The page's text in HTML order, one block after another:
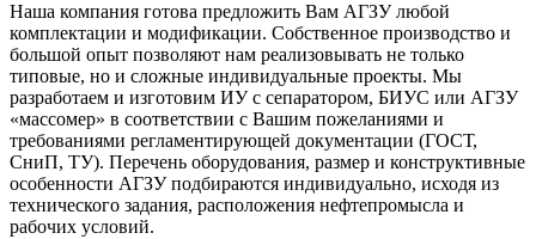
Наша компания готова предложить Вам АГЗУ любой
комплектации и модификации. Собственное производство и
большой опыт позволяют нам реализовывать не только
типовые, но и сложные индивидуальные проекты. Мы
разработаем и изготовим ИУ с сепаратором, БИУС или АГЗУ
«массомер» в соответствии с Вашим пожеланиями и
требованиями регламентирующей документации (ГОСТ,
СниП, ТУ). Перечень оборудования, размер и конструктивные
особенности АГЗУ подбираются индивидуально, исходя из
технического задания, расположения нефтепромысла и
рабочих условий.